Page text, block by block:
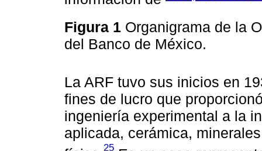
Figura 1 Organigrama de la
del Banco de México.
La ARF tuvo sus inicios en
fines de lucro que
ingeniería experimental a la
aplicada, cerámica,
25